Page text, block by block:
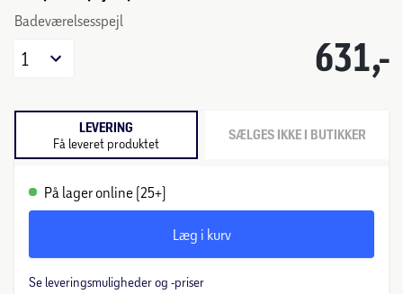
Badeværelsesspejl
631,-
1
LEVERING
Få leveret produktet SÆLGES IKKE I BUTIKKER
På lager online (25+)
Læg i kurv
Se leveringsmuligheder og -priser